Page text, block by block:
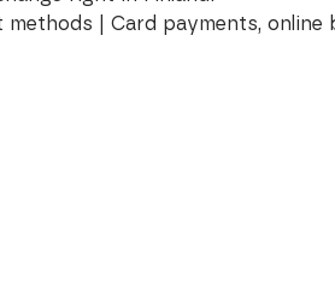
methods | Card payments, online